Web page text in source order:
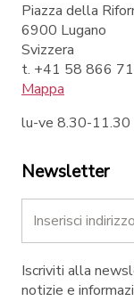
Piazza della
6900 Lugano
Svizzera
t. +41 58 866
Mappa
lu-ve 8.30-
Newsletter
Iscriviti alla
notizie e